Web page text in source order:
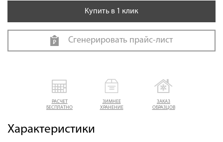
РАСЧЕТ
БЕСПЛАТНО
ЗИМНЕЕ
ХРАНЕНИЕ
ЗАКАЗ
ОБРАЗЦОВ
Характеристики
Купить в 1 клик
Сгенерировать прайс-лист